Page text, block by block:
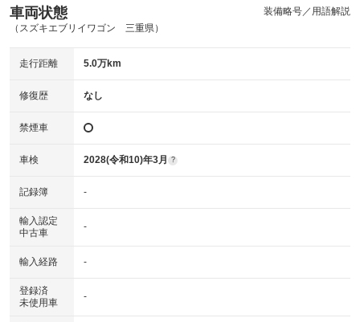
車両状態
（スズキエブリイワゴン 三重県）
装備略号／用語解説
走行距離 5.0万km
修復歴 なし
禁煙車
車検 2028(令和10)年3月 ?
記録簿 -
輸入認定
中古車
-
輸入経路 -
登録済
未使用車
-